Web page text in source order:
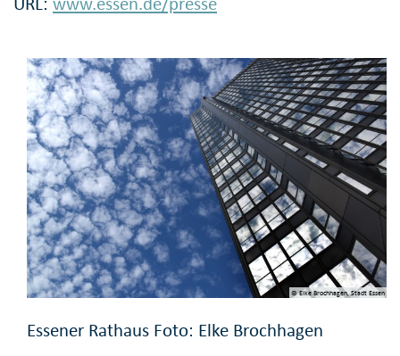
© Elke Brochhagen, Stadt Essen
Essener Rathaus Foto: Elke Brochhagen